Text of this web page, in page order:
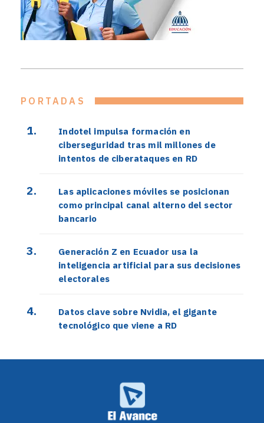
PORTADAS
Indotel impulsa formación en
ciberseguridad tras mil millones de
intentos de ciberataques en RD
Las aplicaciones móviles se posicionan
como principal canal alterno del sector
bancario
Generación Z en Ecuador usa la
inteligencia artificial para sus decisiones
electorales
Datos clave sobre Nvidia, el gigante
tecnológico que viene a RD